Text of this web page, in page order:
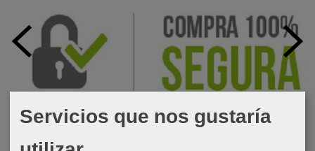
Servicios que nos gustaría